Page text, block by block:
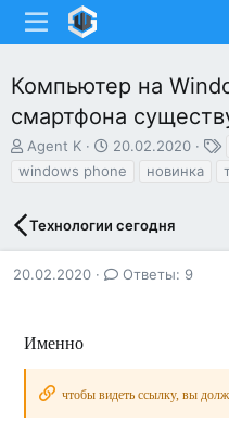
Компьютер на
смартфона
А
в
р
т
м
Agent K
Д
н
а
20.02.2020
windows phone
новинка
Технологии сегодня
20.02.2020 Ответы: 9
чтобы видеть ссылку, вы